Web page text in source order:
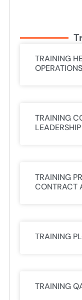
TRAINING
TRAINING
LEADERSHIP
TRAINING
CONTRACT
TRAINING
TRAINING